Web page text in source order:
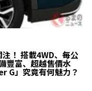
！ 搭載4WD、每公
豐富、超越售價水
G」究竟有何魅力？